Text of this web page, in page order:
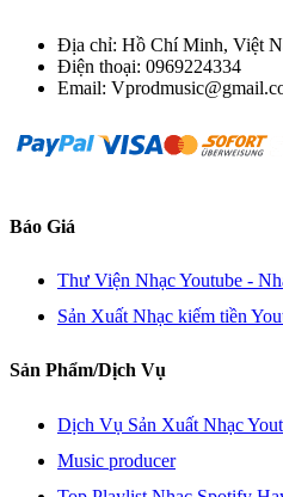
Địa chỉ: Hồ Chí Minh, Việt
Điện thoại: 0969224334
Email:
Báo Giá
Thư Viện Nhạc Youtube -
Sản Xuất Nhạc kiếm tiền
Sản Phẩm/Dịch Vụ
Dịch Vụ Sản Xuất Nhạc
Music producer